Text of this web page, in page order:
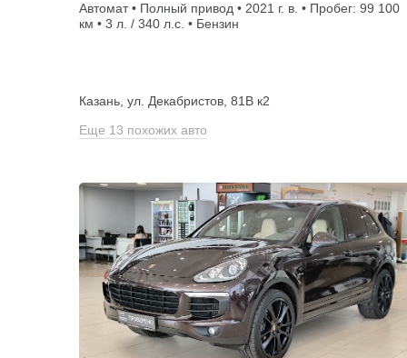
Автомат • Полный привод • 2021 г. в. • Пробег: 99 100
км • 3 л. / 340 л.с. • Бензин
Казань, ул. Декабристов, 81В к2
Еще 13 похожих авто